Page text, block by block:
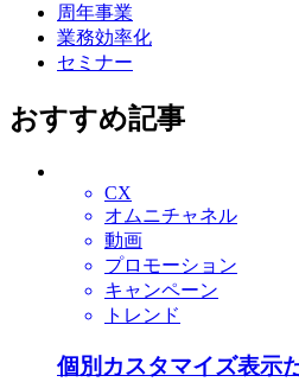
周年事業
業務効率化
セミナー
おすすめ記事
CX
オムニチャネル
動画
プロモーション
キャンペーン
トレンド
個別カスタマイズ表示